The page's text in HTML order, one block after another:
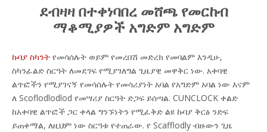
ደብዛዛ በተቀነባበረ መሸጫ የመርከብ
ማቆሚያዎች አግድም አግድም
ኩባያ ስካንት የመሳሰሉት ወይም የመረበሽ መድረክ የመባልም እንዲሁ,
ስካንፊልድ ስርዓት ለመደገፍ የሚያገለግል ጊዜያዊ መዋቅር ነው. አቀባዊ
ልጥፎችን የሚያገናኝ የመሳሰሉት የመሳሪያነት አባል የአግድም አባል ነው እናም
ለ Scoflodlodlod የመሣሪያ ስርዓት ድጋፍ ይሰጣል. CUNCLOCK ቀልድ
ከአቀባዊ ልጥፎች ጋር ቀላል ግንኙነትን የሚፈቅድ ልዩ ኩባያ ቅርፅ ንድፍ
ይጠቀማል, ለዚህም ነው ስርዓቱ የተጠራው. የ Scafflodly ብዙውን ጊዜ